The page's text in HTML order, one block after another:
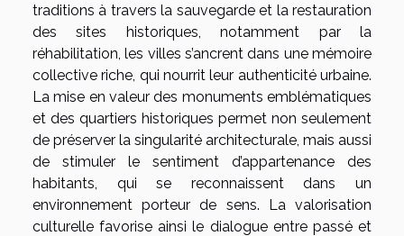
traditions à travers la sauvegarde et la restauration
des sites historiques, notamment par la
réhabilitation, les villes s’ancrent dans une mémoire
collective riche, qui nourrit leur authenticité urbaine.
La mise en valeur des monuments emblématiques
et des quartiers historiques permet non seulement
de préserver la singularité architecturale, mais aussi
de stimuler le sentiment d’appartenance des
habitants, qui se reconnaissent dans un
environnement porteur de sens. La valorisation
culturelle favorise ainsi le dialogue entre passé et